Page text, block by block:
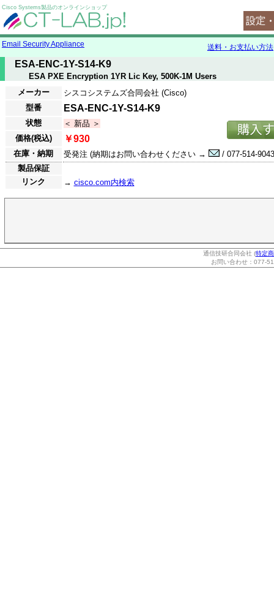
Cisco Systems製品のオンラインショップ
Email Security Appliance 送料・お支払い方法
ESA-ENC-1Y-S14-K9
ESA PXE Encryption 1YR Lic Key, 500K-1M Users
メーカー
シスコシステムズ合同会社 (Cisco)
型番
ESA-ENC-1Y-S14-K9
状態
＜ 新品 ＞
価格(税込)
￥930
在庫・納期 受発注 (納期はお問い合わせください →
/ 077-514-
製品保証
リンク
→ cisco.com内検索
通信技研合同会社 (特定
お問い合わせ：077-